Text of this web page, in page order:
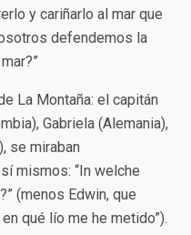
y cariñarlo al mar que
defendemos la
La Montaña: el capitán
Gabriela (Alemania),
se miraban
mismos: “In welche
(menos Edwin, que
qué lío me he metido”).